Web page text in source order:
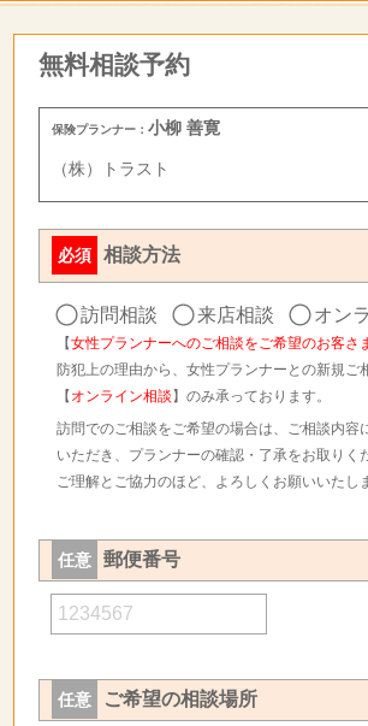
無料相談予約
保険プランナー：小柳 善寛
（株）トラスト
必須 相談方法
訪問相談 来店相談 オン
【女性プランナーへのご相談をご希望のお客さ
防犯上の理由から、女性プランナーとの新規ご
【 オンライン相談 】のみ承っております。
訪問でのご相談をご希望の場合は、ご相談内容
いただき、プランナーの確認・了承をお取りく
ご理解とご協力のほど、よろしくお願いいたし
任意 郵便番号
任意 ご希望の相談場所